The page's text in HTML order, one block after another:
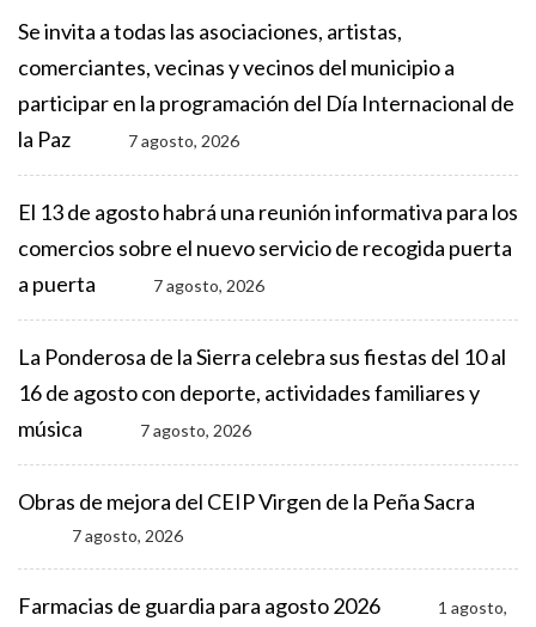
Se invita a todas las asociaciones, artistas,
comerciantes, vecinas y vecinos del municipio a
participar en la programación del Día Internacional de
la Paz
7 agosto, 2026
El 13 de agosto habrá una reunión informativa para los
comercios sobre el nuevo servicio de recogida puerta
a puerta
7 agosto, 2026
La Ponderosa de la Sierra celebra sus fiestas del 10 al
16 de agosto con deporte, actividades familiares y
música
7 agosto, 2026
Obras de mejora del CEIP Virgen de la Peña Sacra
7 agosto, 2026
Farmacias de guardia para agosto 2026
1 agosto,